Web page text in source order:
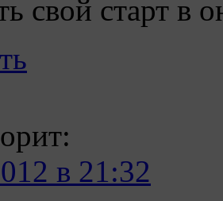
свой старт в
в 21:32